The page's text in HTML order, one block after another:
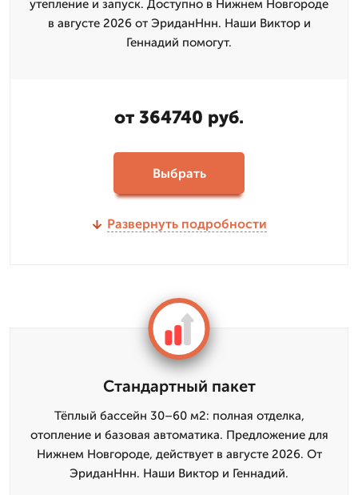
утепление и запуск. Доступно в Нижнем Новгороде
в августе 2026 от ЭриданНнн. Наши Виктор и
Геннадий помогут.
от 364740 руб.
Выбрать
Развернуть подробности
Стандартный пакет
Тёплый бассейн 30–60 м2: полная отделка,
отопление и базовая автоматика. Предложение для
Нижнем Новгороде, действует в августе 2026. От
ЭриданНнн. Наши Виктор и Геннадий.